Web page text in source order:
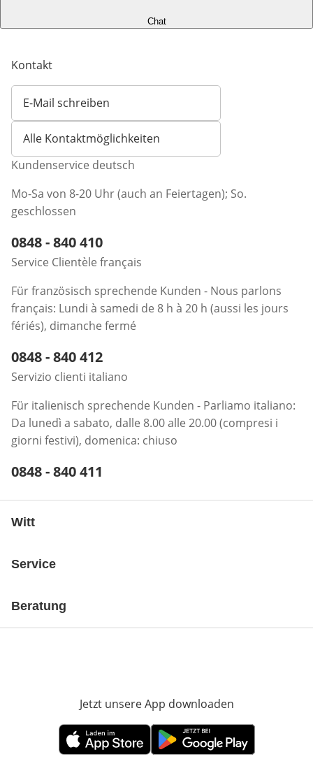
Chat
Kontakt
E-Mail schreiben
Öffnet E-Mail-Client
Alle Kontaktmöglichkeiten
Kundenservice deutsch
Mo-Sa von 8-20 Uhr (auch an Feiertagen); So.
geschlossen
Telefonnummer:
0848 - 840 410
Service Clientèle français
Für französisch sprechende Kunden - Nous parlons
français: Lundi à samedi de 8 h à 20 h (aussi les jours
fériés), dimanche fermé
Telefonnummer:
0848 - 840 412
Servizio clienti italiano
Für italienisch sprechende Kunden - Parliamo italiano:
Da lunedì a sabato, dalle 8.00 alle 20.00 (compresi i
giorni festivi), domenica: chiuso
Telefonnummer:
0848 - 840 411
Witt
Service
Beratung
Jetzt unsere App downloaden
Öffnet in neuem FensterÖffnet in neuem Fenster